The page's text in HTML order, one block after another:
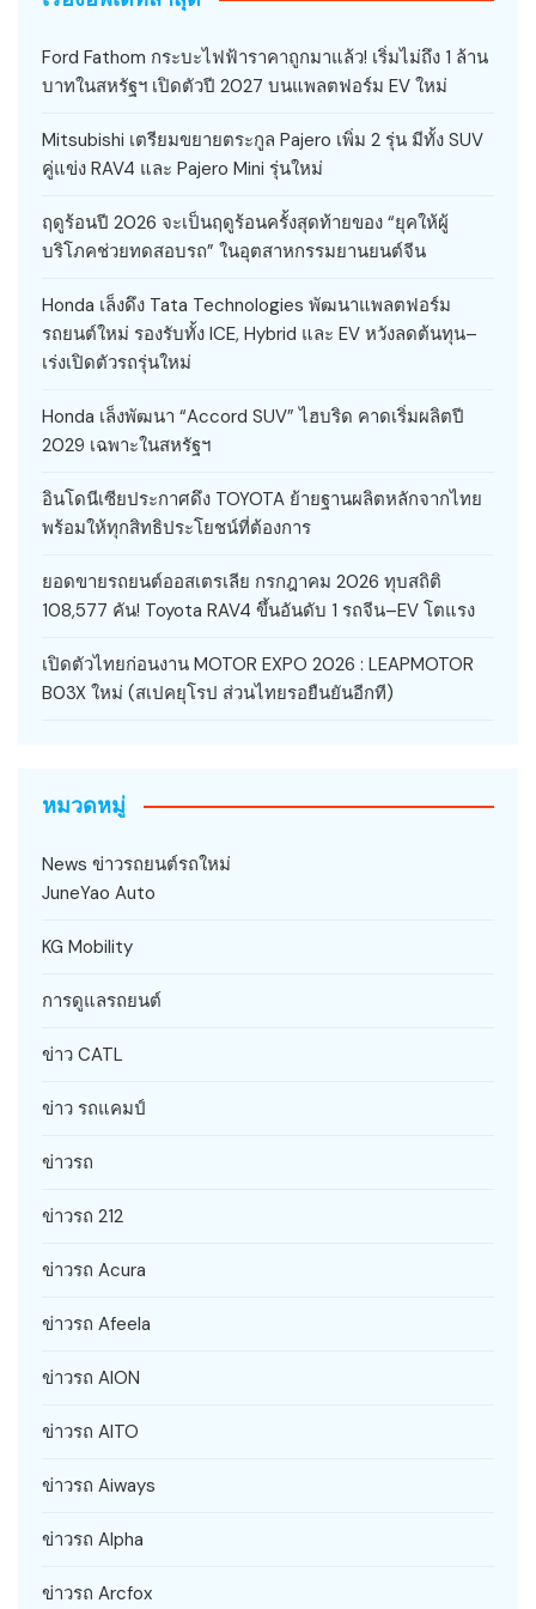
Ford Fathom กระบะไฟฟ้าราคาถูกมาแล้ว! เริ่มไม่ถึง 1 ล้าน
บาทในสหรัฐฯ เปิดตัวปี 2027 บนแพลตฟอร์ม EV ใหม่
Mitsubishi เตรียมขยายตระกูล Pajero เพิ่ม 2 รุ่น มีทั้ง SUV
คู่แข่ง RAV4 และ Pajero Mini รุ่นใหม่
ฤดูร้อนปี 2026 จะเป็นฤดูร้อนครั้งสุดท้ายของ “ยุคให้ผู้
บริโภคช่วยทดสอบรถ” ในอุตสาหกรรมยานยนต์จีน
Honda เล็งดึง Tata Technologies พัฒนาแพลตฟอร์ม
รถยนต์ใหม่ รองรับทั้ง ICE, Hybrid และ EV หวังลดต้นทุน–
เร่งเปิดตัวรถรุ่นใหม่
Honda เล็งพัฒนา “Accord SUV” ไฮบริด คาดเริ่มผลิตปี
2029 เฉพาะในสหรัฐฯ
อินโดนีเซียประกาศดึง TOYOTA ย้ายฐานผลิตหลักจากไทย
พร้อมให้ทุกสิทธิประโยชน์ที่ต้องการ
ยอดขายรถยนต์ออสเตรเลีย กรกฎาคม 2026 ทุบสถิติ
108,577 คัน! Toyota RAV4 ขึ้นอันดับ 1 รถจีน–EV โตแรง
เปิดตัวไทยก่อนงาน MOTOR EXPO 2026 : LEAPMOTOR
B03X ใหม่ (สเปคยุโรป ส่วนไทยรอยืนยันอีกที)
หมวดหมู่
News ข่าวรถยนต์รถใหม่
JuneYao Auto
KG Mobility
การดูแลรถยนต์
ข่าว CATL
ข่าว รถแคมป์
ข่าวรถ
ข่าวรถ 212
ข่าวรถ Acura
ข่าวรถ Afeela
ข่าวรถ AION
ข่าวรถ AITO
ข่าวรถ Aiways
ข่าวรถ Alpha
ข่าวรถ Arcfox